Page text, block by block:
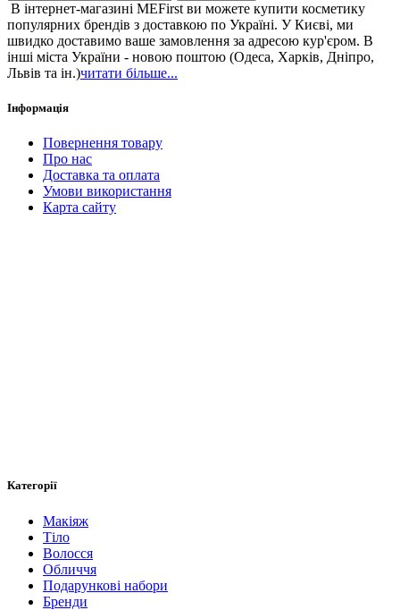
В інтернет-магазині MEFirst ви можете купити косметику
популярних брендів з доставкою по Україні. У Києві, ми
швидко доставимо ваше замовлення за адресою кур'єром. В
інші міста України - новою поштою (Одеса, Харків, Дніпро,
Львів та ін.)читати більше...
Інформація
Повернення товару
Про нас
Доставка та оплата
Умови використання
Карта сайту
Категорії
Макіяж
Тіло
Волосся
Обличчя
Подарункові набори
Бренди